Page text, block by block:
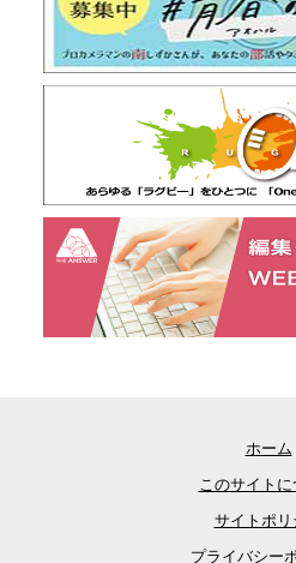
ホーム
このサイトに
サイトポリ
プライバシー